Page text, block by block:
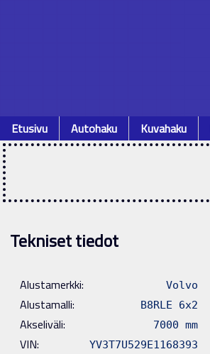
Etusivu Autohaku Kuvahaku
Tekniset tiedot
Alustamerkki: Volvo
Alustamalli: B8RLE 6x2
Akseliväli: 7000 mm
VIN: YV3T7U529E1168393